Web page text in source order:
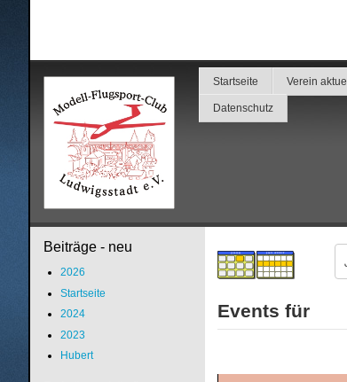
Startseite Verein aktuell
Datenschutz
Events für
Beiträge - neu
2026
Startseite
2024
2023
Hubert